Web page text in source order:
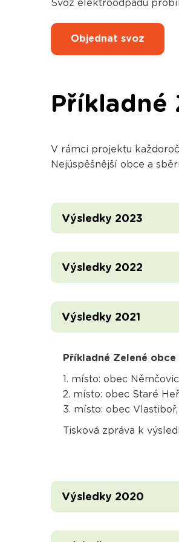
Svoz elektroodpadu
Objednat svoz
Příkladné
V rámci projektu
Nejúspěšnější obce a
Výsledky 2023
Výsledky 2022
Výsledky 2021
Příkladné Zelené obce
1. místo: obec
2. místo: obec Staré
3. místo: obec
Tisková zpráva k
Výsledky 2020